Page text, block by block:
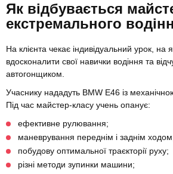
Як відбувається
екстремального
На клієнта чекає індивідуальний урок, на
вдосконалити свої навички водіння та
автогонщиком.
Учаснику нададуть BMW E46 із
Під час майстер-класу учень опанує:
ефективне рулювання;
маневрування переднім і заднім
побудову оптимальної траєкторії руху;
різні методи зупинки машини;